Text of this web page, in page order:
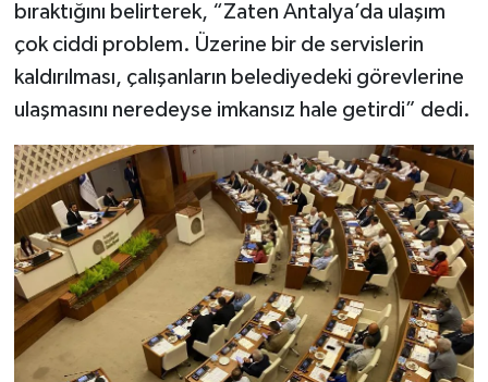
bıraktığını belirterek, “Zaten Antalya’da ulaşım
çok ciddi problem. Üzerine bir de servislerin
kaldırılması, çalışanların belediyedeki görevlerine
ulaşmasını neredeyse imkansız hale getirdi” dedi.